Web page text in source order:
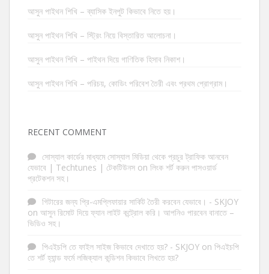
আসুন পাইথন শিখি – ব্যাসিক ইনপুট কিভাবে নিতে হয়।
আসুন পাইথন শিখি – স্ট্রিং নিয়ে বিস্তারিত আলোচনা।
আসুন পাইথন শিখি – পাইথন দিয়ে গাণিতিক হিসাব নিকাশ।
আসুন পাইথন শিখি – পরিচয়, কোডিং পরিবেশ তৈরী এবং প্রথম প্রোগ্রাম।
RECENT COMMENT
সোস্যাল কার্ডের মাধ্যমে সোস্যাল মিডিয়া থেকে প্রচুর ট্রাফিক আনবেন
যেভাবে | Techtunes | টেকটিউনস on লিংক শর্ট করুন পাসওয়ার্ড
প্রটেকশন সহ।
গিটারের জন্য প্রি-এমপ্লিফায়ার সার্কিট তৈরী করবেন যেভাবে। - SKJOY
on আসুন রিমোট দিয়ে ফ্যান লাইট কন্ট্রোল করি। আপনিও পারবেন বানাতে –
ভিডিও সহ।
পিএইচপি তে ফাইল সাইজ কিভাবে দেখাতে হয়? - SKJOY on পিএইচপি
তে শর্ট হ্যান্ড ফর্মে লজিক্যাল কন্ডিশন কিভাবে লিখতে হয়?